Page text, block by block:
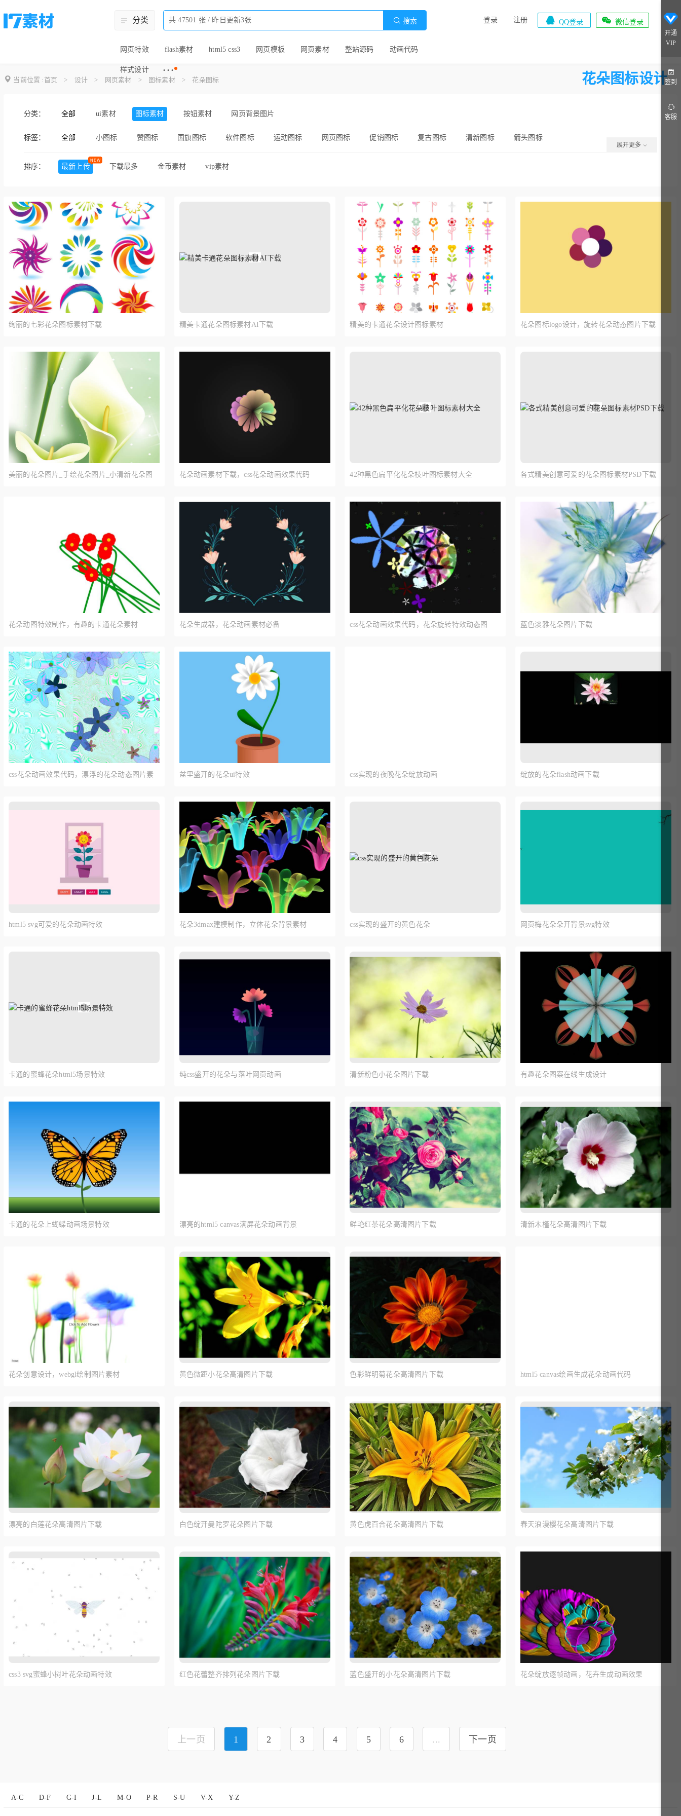
分类  搜索
网页特效 flash素材 html5 css3 网页模板 网页素材 整站源码 动画代码
样式设计 ···
登录 注册  QQ登录  微信登录
当前位置 :首页 > 设计 > 网页素材 > 图标素材 > 花朵图标 花朵图标设计
分类： 全部 ui素材 图标素材 按钮素材 网页背景图片
标签： 全部 小图标 赞图标 国旗图标 软件图标 运动图标 网页图标 促销图标 复古图标 清新图标 箭头图标
商城图标
win8图标包 旅游图标 圣诞节图标 金融图标
服饰图标 太阳图标 礼盒图标 圆形图标
夏季图标 建筑图标 饮料图标 交通图标 婚礼图标 奖牌图标 商业图标 通信图标
爱心图标 花朵图标 酒店图标 校园图标 卡通图标 媒体图标
护理图标 皇冠图标 游戏图标 表情图标 方形图标
服装图标 电商图标 电子商务图标 网页编辑器
展开更多
排序： 最新上传 下载最多 金币素材 vip素材
绚丽的七彩花朵图标素材下载 精美卡通花朵图标素材AI下载 精美的卡通花朵设计图标素材 花朵图标logo设计，旋转花朵动态图片下载
美丽的花朵图片_手绘花朵图片_小清新花朵图 花朵动画素材下载，css花朵动画效果代码 42种黑色扁平化花朵枝叶图标素材大全 各式精美创意可爱的花朵图标素材PSD下载
花朵动图特效制作，有趣的卡通花朵素材 花朵生成器，花朵动画素材必备 css花朵动画效果代码，花朵旋转特效动态图 蓝色淡雅花朵图片下载
css花朵动画效果代码，漂浮的花朵动态图片素 盆里盛开的花朵ui特效 css实现的夜晚花朵绽放动画 绽放的花朵flash动画下载
html5 svg可爱的花朵动画特效 花朵3dmax建模制作，立体花朵背景素材 css实现的盛开的黄色花朵 网页梅花朵朵开背景svg特效
卡通的蜜蜂花朵html5场景特效 纯css盛开的花朵与落叶网页动画 清新粉色小花朵图片下载 有趣花朵图案在线生成设计
卡通的花朵上蝴蝶动画场景特效 漂亮的html5 canvas满屏花朵动画背景 鲜艳红茶花朵高清图片下载 清新木槿花朵高清图片下载
花朵创意设计，webgl绘制图片素材 黄色微距小花朵高清图片下载 色彩鲜明菊花朵高清图片下载 html5 canvas绘画生成花朵动画代码
漂亮的白莲花朵高清图片下载 白色绽开曼陀罗花朵图片下载 黄色虎百合花朵高清图片下载 春天浪漫樱花朵高清图片下载
css3 svg蜜蜂小树叶花朵动画特效 红色花蕾整齐排列花朵图片下载 蓝色盛开的小花朵高清图片下载 花朵绽放逐帧动画，花卉生成动画效果
上一页 1 2 3 4 5 6 ... 下一页
A-C D-F G-I J-L M-O P-R S-U V-X Y-Z
开通
VIP
签到
客服